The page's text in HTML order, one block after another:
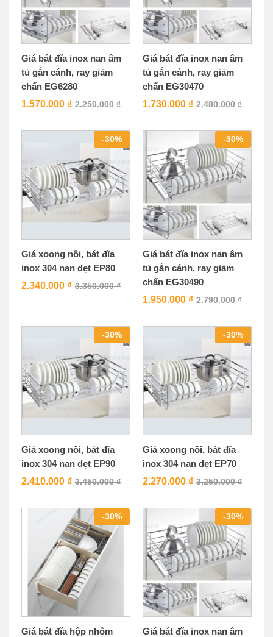
Giá bát đĩa inox nan âm
tủ gắn cánh, ray giảm
chấn EG6280
1.570.000 ₫ 2.250.000₫
Giá bát đĩa inox nan âm
tủ gắn cánh, ray giảm
chấn EG30470
1.730.000 ₫ 2.480.000₫
-30%
Giá xoong nồi, bát đĩa
inox 304 nan dẹt EP80
2.340.000 ₫ 3.350.000₫
-30%
Giá bát đĩa inox nan âm
tủ gắn cánh, ray giảm
chấn EG30490
1.950.000 ₫ 2.790.000₫
-30%
Giá xoong nồi, bát đĩa
inox 304 nan dẹt EP90
2.410.000 ₫ 3.450.000₫
-30%
Giá xoong nồi, bát đĩa
inox 304 nan dẹt EP70
2.270.000 ₫ 3.250.000₫
-30%
Giá bát đĩa hộp nhôm
-30%
Giá bát đĩa inox nan âm